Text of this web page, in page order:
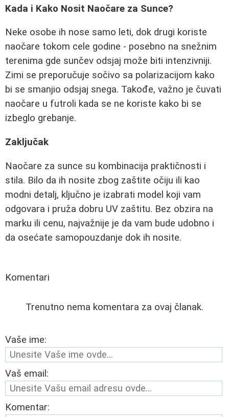
Kada i Kako Nosit Naočare za Sunce?
Neke osobe ih nose samo leti, dok drugi koriste
naočare tokom cele godine - posebno na snežnim
terenima gde sunčev odsjaj može biti intenzivniji.
Zimi se preporučuje sočivo sa polarizacijom kako
bi se smanjio odsjaj snega. Takođe, važno je čuvati
naočare u futroli kada se ne koriste kako bi se
izbeglo grebanje.
Zaključak
Naočare za sunce su kombinacija praktičnosti i
stila. Bilo da ih nosite zbog zaštite očiju ili kao
modni detalj, ključno je izabrati model koji vam
odgovara i pruža dobru UV zaštitu. Bez obzira na
marku ili cenu, najvažnije je da vam bude udobno i
da osećate samopouzdanje dok ih nosite.
Komentari
Trenutno nema komentara za ovaj članak.
Vaše ime:
Vaš email:
Komentar: